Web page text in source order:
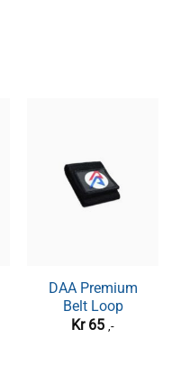
DAA Hammer
Kr349 ,-
DAA Premium
Belt Loop
Kr 65 ,-